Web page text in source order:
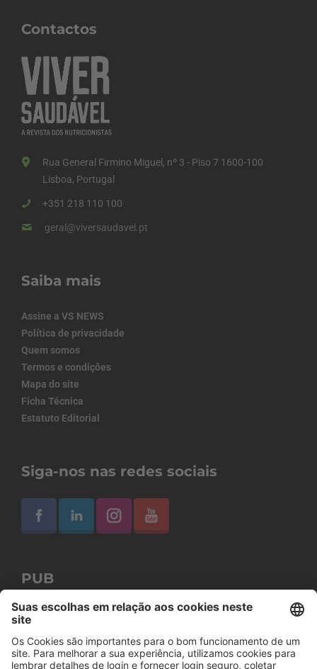
Contactos
Rua General Firmino Miguel, nº 3 - Piso 7 1600-100
Lisboa, Portugal
+351 218 110 100
geral@viversaudavel.pt
Saiba mais
Assine a VS NEWS
Política de privacidade
Quem somos
Termos e condições
Mapa do site
Ficha Técnica
Estatuto Editorial
Siga-nos nas redes sociais
PUB